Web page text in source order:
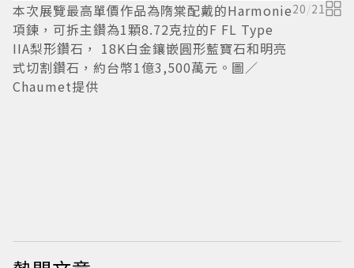
本次展覽最高單價作品為隋棠配戴的Harmonie
項鍊，可拆主鑽為1顆8.72克拉的F FL Type
IIA梨形鑽石， 18K白金鑲嵌圓形藍寶石和明亮
式切割鑽石，約台幣1億3,500萬元。圖／
Chaumet提供
20/21